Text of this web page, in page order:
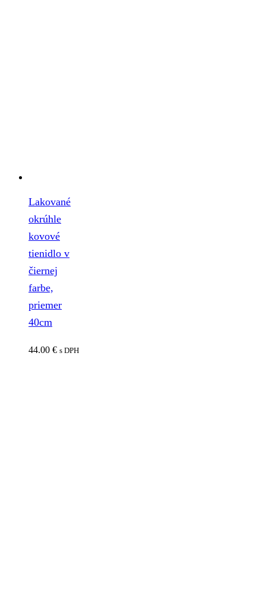
Lakované
okrúhle
kovové
tienidlo v
čiernej
farbe,
priemer
40cm
44.00 € s DPH